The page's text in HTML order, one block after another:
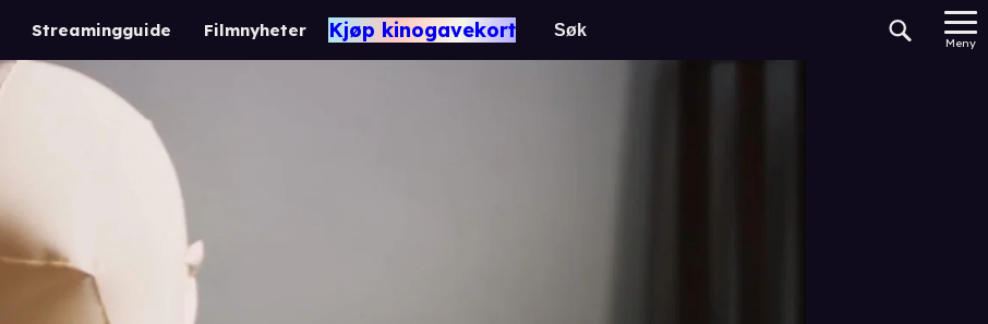
Streamingguide Filmnyheter Kjøp kinogavekort
Meny